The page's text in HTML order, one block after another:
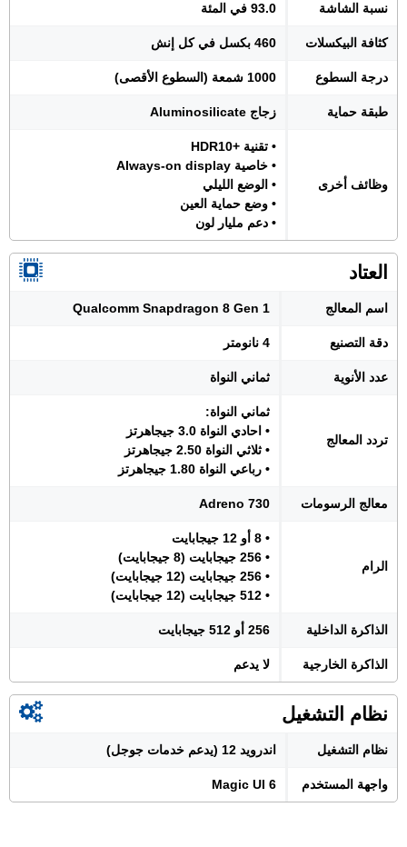
نسبة الشاشة 93.0 في المئة
كثافة البيكسلات 460 بكسل في كل إنش
درجة السطوع 1000 شمعة (السطوع الأقصى)
طبقة حماية زجاج Aluminosilicate
وظائف أخرى
• تقنية +HDR10
• خاصية Always-on display
• الوضع الليلي
• وضع حماية العين
• دعم مليار لون
العتاد
اسم المعالج Qualcomm Snapdragon 8 Gen 1
دقة التصنيع 4 نانومتر
عدد الأنوية ثماني النواة
تردد المعالج
ثماني النواة:
• احادي النواة 3.0 جيجاهرتز
• ثلاثي النواة 2.50 جيجاهرتز
• رباعي النواة 1.80 جيجاهرتز
معالج الرسومات Adreno 730
الرام
• 8 أو 12 جيجابايت
• 256 جيجابايت (8 جيجابايت)
• 256 جيجابايت (12 جيجابايت)
• 512 جيجابايت (12 جيجابايت)
الذاكرة الداخلية 256 أو 512 جيجابايت
الذاكرة الخارجية لا يدعم
نظام التشغيل
نظام التشغيل اندرويد 12 (يدعم خدمات جوجل)
واجهة المستخدم Magic UI 6